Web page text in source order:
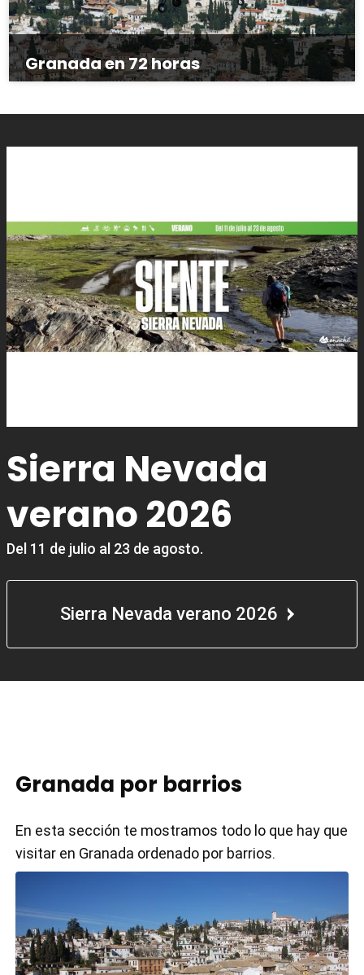
Granada en 72 horas
Sierra Nevada
verano 2026
Del 11 de julio al 23 de agosto.
Sierra Nevada verano 2026
Granada por barrios
En esta sección te mostramos todo lo que hay que
visitar en Granada ordenado por barrios.